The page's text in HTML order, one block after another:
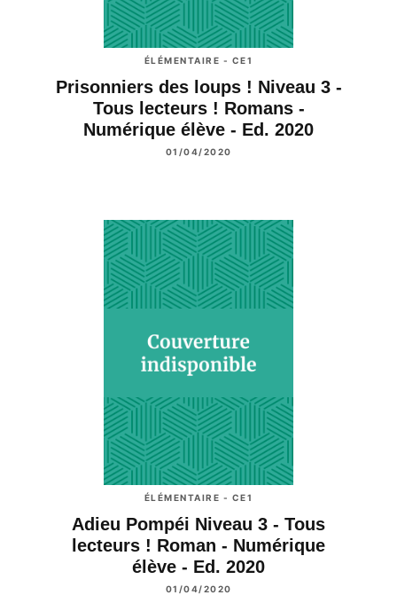
ÉLÉMENTAIRE - CE1
Prisonniers des loups ! Niveau 3 -
Tous lecteurs ! Romans -
Numérique élève - Ed. 2020
01/04/2020
ÉLÉMENTAIRE - CE1
Adieu Pompéi Niveau 3 - Tous
lecteurs ! Roman - Numérique
élève - Ed. 2020
01/04/2020